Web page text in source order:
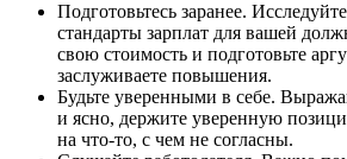
Подготовьтесь заранее.
стандарты зарплат для вашей
свою стоимость и подготовьте
заслуживаете повышения.
Будьте уверенными в себе.
и ясно, держите уверенную
на что-то, с чем не согласны.